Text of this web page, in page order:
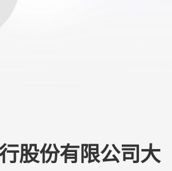
股份有限公司大